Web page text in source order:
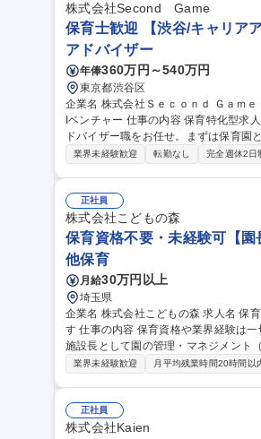
株式会社Second Game
保育士歓迎 【渋谷/キャリア
アドバイザー
年俸360万円～540万円
東京都渋谷区
企業名 株式会社Ｓｅｃｏｎｄ Ｇａｍｅ 求人名 ★保育士歓迎★【渋谷/キャリアアドバイザー】住宅手当有/保育×A
Iベンチャー 仕事の内容 保育特化型求人データベースである『AgentOne』を展開している当社にて、キャリアア
ドバイザー職をお任せ。まずは保育園
です。 【詳細】■エージェントから問い合わせ/詳細条件などのヒアリング■保育園と保育士のマッチング■入職ま
折衝業務も想定してます。 募集職種 ★保育士歓迎★【渋谷/キャリアアドバイザー】住宅手当有/保育×AIベンチャ
ー
業界未経験歓迎 転勤なし 完全週休2日
正社員
株式会社こどもの森
保育資格不要・未経験可【
他保育
月給30万円以上
埼玉県
企業名 株式会社こどもの森 求人名 保育資格不要・未経験可【園長・施設長候補/埼玉県】管理・店長経験を活か
す 仕事の内容 保育資格や業界経験は一切不問。まずは埼玉県内の保育園で現場や運営を学び、約1年後を目安に
施設長として園の管理・マネジメント
心です。 ・入社後約1年間：系列園にて保育現場や運営の基本を一から習得 ・施設長昇格後：園児募集計画の策
クアップ AIに替わりにくい仕事で長期就業いただける方
【園長・施設長候補/埼玉県】管理・店
業界未経験歓迎 月平均残業時間20時間以
正社員
株式会社Kaien